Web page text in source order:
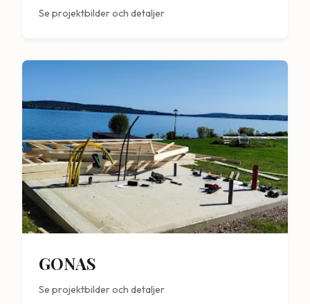
Se projektbilder och detaljer
GONAS
Se projektbilder och detaljer